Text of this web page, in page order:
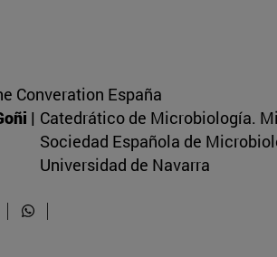
Converation España
| Catedrático de Microbiología.
Sociedad Española de
Universidad de Navarra